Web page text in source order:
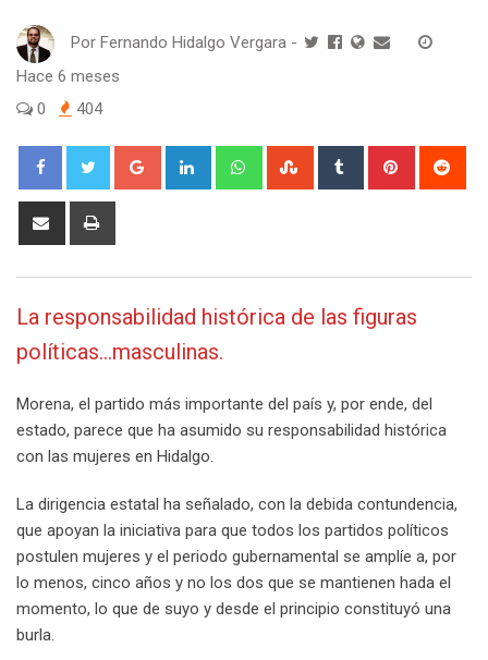
Por Fernando Hidalgo Vergara -
Hace 6 meses
0
404
Google+ LinkedIn WhatsappStumbleUpon
Tumblr Pinterest
Share
La responsabilidad histórica de las figuras
políticas…masculinas.
Morena, el partido más importante del país y, por ende, del
estado, parece que ha asumido su responsabilidad histórica
con las mujeres en Hidalgo.
La dirigencia estatal ha señalado, con la debida contundencia,
que apoyan la iniciativa para que todos los partidos políticos
postulen mujeres y el periodo gubernamental se amplíe a, por
lo menos, cinco años y no los dos que se mantienen hada el
momento, lo que de suyo y desde el principio constituyó una
burla.